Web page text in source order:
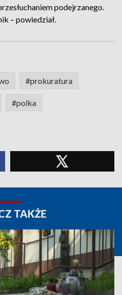
podejrzanego.
– powiedział.
#prokuratura
#polka
TAKŻE